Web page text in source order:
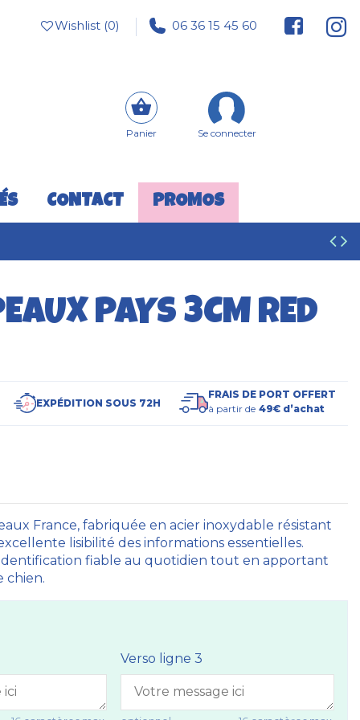
Wishlist (0) 06 36 15 45 60
Panier Se connecter
CONTACT PROMOS
PAYS 3CM RED
EXPÉDITION SOUS 72H
FRAIS DE PORT OFFERT
à partir de 49€ d’achat
France, fabriquée en acier inoxydable résistant
lisibilité des informations essentielles.
fiable au quotidien tout en apportant
chien.
Verso ligne 3